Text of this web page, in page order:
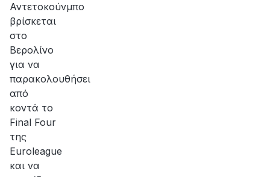
Αντετοκούνμπο
βρίσκεται
στο
Βερολίνο
για να
παρακολουθήσει
από
κοντά το
Final Four
της
Euroleague
και να